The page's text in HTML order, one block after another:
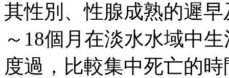
其性別、性腺成熟的遲
～18個月在淡水水域中生
度過，比較集中死亡的時